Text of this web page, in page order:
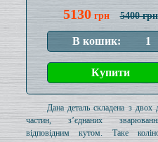
5130грн 5400 грн
Дана деталь складена з двох
частин, з’єднаних
відповідним кутом. Таке